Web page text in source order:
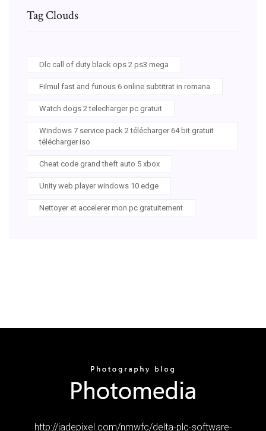
Tag Clouds
Dlc call of duty black ops 2 ps3 mega
Filmul fast and furious 6 online subtitrat in romana
Watch dogs 2 telecharger pc gratuit
Windows 7 service pack 2 télécharger 64 bit gratuit
télécharger iso
Cheat code grand theft auto 5 xbox
Unity web player windows 10 edge
Nettoyer et accelerer mon pc gratuitement
http://jadepixel.com/nmwfc/delta-plc-software-